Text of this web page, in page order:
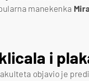
manekenka
i
objavio je